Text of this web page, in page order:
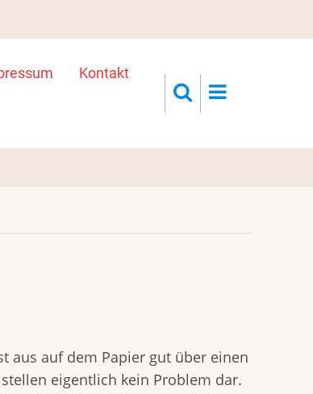
Kontakt
aus auf dem Papier gut über einen
eigentlich kein Problem dar.